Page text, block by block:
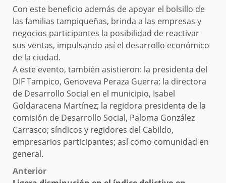
Con este beneficio además de apoyar el bolsillo de
las familias tampiqueñas, brinda a las empresas y
negocios participantes la posibilidad de reactivar
sus ventas, impulsando así el desarrollo económico
de la ciudad.
A este evento, también asistieron: la presidenta del
DIF Tampico, Genoveva Peraza Guerra; la directora
de Desarrollo Social en el municipio, Isabel
Goldaracena Martínez; la regidora presidenta de la
comisión de Desarrollo Social, Paloma González
Carrasco; síndicos y regidores del Cabildo,
empresarios participantes; así como comunidad en
general.
Post
Anterior